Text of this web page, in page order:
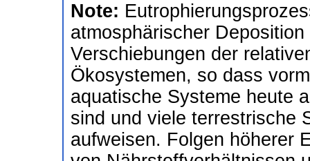
Note:
atmosphärischer
Verschiebungen der
Ökosystemen, so dass
aquatische Systeme heute
sind und viele terrestrische
aufweisen. Folgen höherer